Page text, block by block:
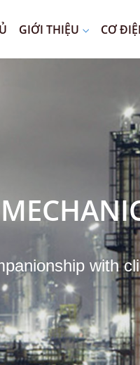
GIỚI THIỆU CƠ
with